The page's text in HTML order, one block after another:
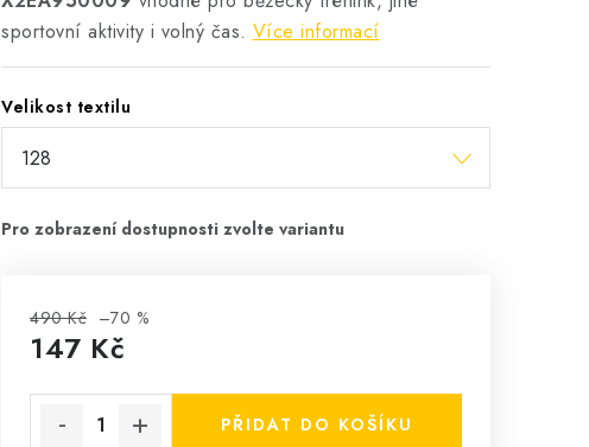
sportovní aktivity i volný čas. Více informací
Velikost textilu
490 Kč –70 %
147 Kč
PŘIDAT DO KOŠÍKU